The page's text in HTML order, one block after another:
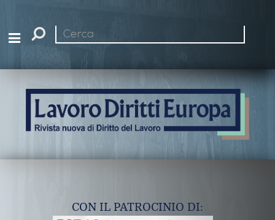
Cerca
CON IL PATROCINIO DI: